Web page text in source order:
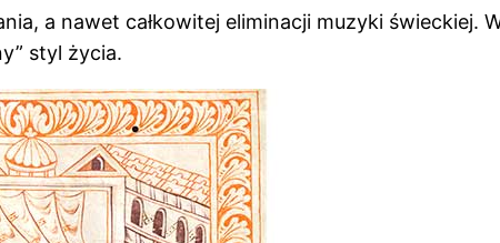
a nawet całkowitej eliminacji muzyki świeckiej.
styl życia.